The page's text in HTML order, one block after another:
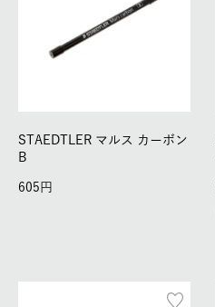
STAEDTLER マルス カーボン
B
605